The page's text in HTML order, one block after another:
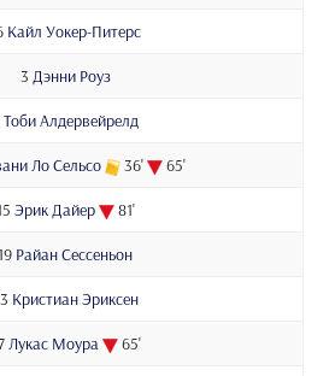
Кайл Уокер-Питерс
3 Дэнни Роуз
Тоби Алдервейрелд
Ло Сельсо 36' 65'
Эрик Дайер 81'
Райан Сессеньон
Кристиан Эриксен
Лукас Моура 65'